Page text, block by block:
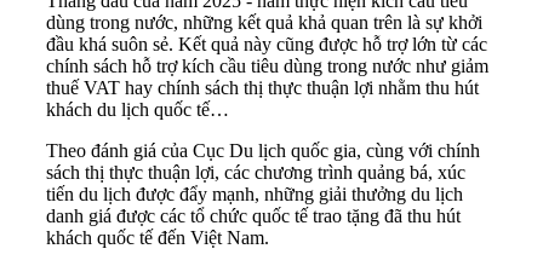
dùng trong nước, những kết quả khả quan trên là sự khởi
đầu khá suôn sẻ. Kết quả này cũng được hỗ trợ lớn từ các
chính sách hỗ trợ kích cầu tiêu dùng trong nước như giảm
thuế VAT hay chính sách thị thực thuận lợi nhằm thu hút
khách du lịch quốc tế…
Theo đánh giá của Cục Du lịch quốc gia, cùng với chính
sách thị thực thuận lợi, các chương trình quảng bá, xúc
tiến du lịch được đẩy mạnh, những giải thưởng du lịch
danh giá được các tổ chức quốc tế trao tặng đã thu hút
khách quốc tế đến Việt Nam.